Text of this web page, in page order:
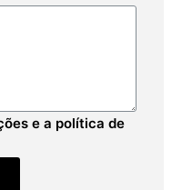
e a política de